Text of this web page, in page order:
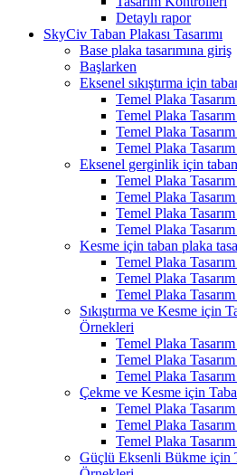
Detaylı rapor
SkyCiv Taban Plakası Tasarımı
Base plaka tasarımına giriş
Başlarken
Eksenel sıkıştırma için
Temel Plaka
Temel Plaka
Temel Plaka
Temel Plaka
Eksenel gerginlik için
Temel Plaka
Temel Plaka
Temel Plaka
Temel Plaka
Kesme için taban plaka
Temel Plaka
Temel Plaka
Temel Plaka
Sıkıştırma ve Kesme için
Örnekleri
Temel Plaka
Temel Plaka
Temel Plaka
Çekme ve Kesme için
Temel Plaka
Temel Plaka
Temel Plaka
Güçlü Eksenli Bükme için